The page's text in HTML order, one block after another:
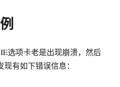
有
哪
经
常
项卡老是出现崩溃，然后
有如下错误信息：